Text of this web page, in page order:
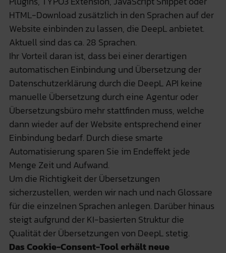
HTML-Download zusätzlich in den Sprachen auf der
Website einbinden zu lassen, die DeepL anbietet.
Aktuell sind das ca. 28 Sprachen.
Ihr Vorteil daran ist, dass bei einer derartigen
automatischen Einbindung und Übersetzung der
Datenschutzerklärung durch die DeepL API keine
manuelle Übersetzung durch eine Agentur oder
Übersetzungsbüro mehr stattfinden muss, welche
dann wieder auf der Website entsprechend einer
Einbindung bedarf. Durch diese smarte
Automatisierung sparen Sie im Endeffekt jede
Menge Zeit und Aufwand.
Um die Richtigkeit der Übersetzungen
sicherzustellen, werden wir nach und nach Glossare
für die einzelnen Sprachen anlegen. Darüber hinaus
steigt aufgrund der KI-basierten Struktur die
Qualität der Übersetzungen von DeepL stetig.
Das Cookie-Consent-Tool erhält neue